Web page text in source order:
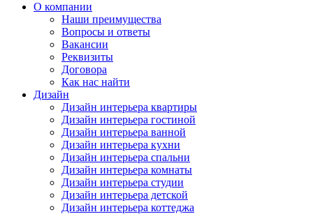
О компании
Наши преимущества
Вопросы и ответы
Вакансии
Реквизиты
Договора
Как нас найти
Дизайн
Дизайн интерьера квартиры
Дизайн интерьера гостиной
Дизайн интерьера ванной
Дизайн интерьера кухни
Дизайн интерьера спальни
Дизайн интерьера комнаты
Дизайн интерьера студии
Дизайн интерьера детской
Дизайн интерьера коттеджа